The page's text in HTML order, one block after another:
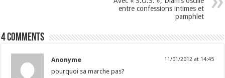
entre confessions intimes et
pamphlet
4 comments
Anonyme 11/01/2012 at 14:45
pourquoi sa marche pas?